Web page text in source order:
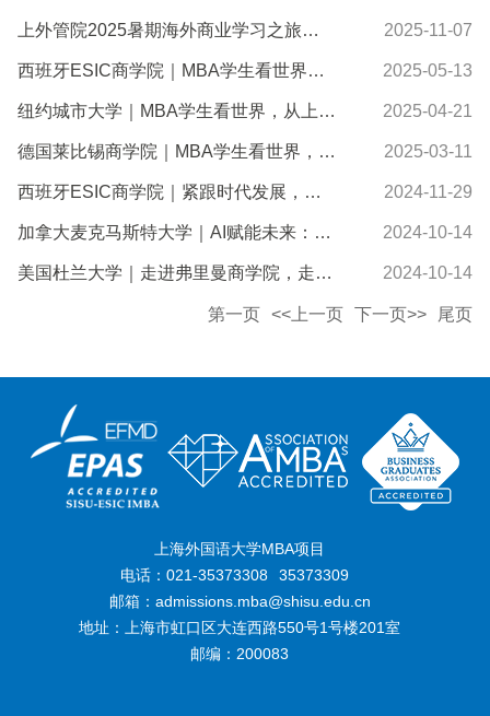
上外管院2025暑期海外商业学习之旅法国站精彩启航——初识IÉSEG依赛格管理学院：一场关于时尚、商... 2025-11-07
西班牙ESIC商学院｜MBA学生看世界，从上外MBA到西班牙一流商学院，跨越大西洋的成长之旅 2025-05-13
纽约城市大学｜MBA学生看世界，从上外MBA到纽约一流商学院 2025-04-21
德国莱比锡商学院｜MBA学生看世界，从上外MBA到德国顶尖商学院 2025-03-11
西班牙ESIC商学院｜紧跟时代发展，走进ESIC商学院创新数字营销课程 2024-11-29
加拿大麦克马斯特大学｜AI赋能未来：拓展国际视野，提升商战能力与创新灵感 2024-10-14
美国杜兰大学｜走进弗里曼商学院，走进不一样的国际金融 2024-10-14
第一页 <<上一页 下一页>> 尾页
上海外国语大学MBA项目
电话：021-35373308
35373309
邮箱：admissions.mba@shisu.edu.cn
地址：上海市虹口区大连西路550号1号楼201室
邮编：200083